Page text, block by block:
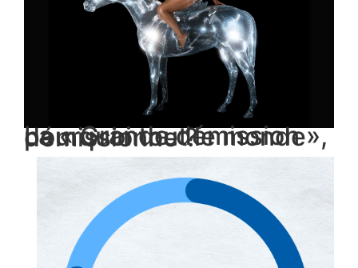
La « Grande démission », pourquoi tout le monde démissionne ?